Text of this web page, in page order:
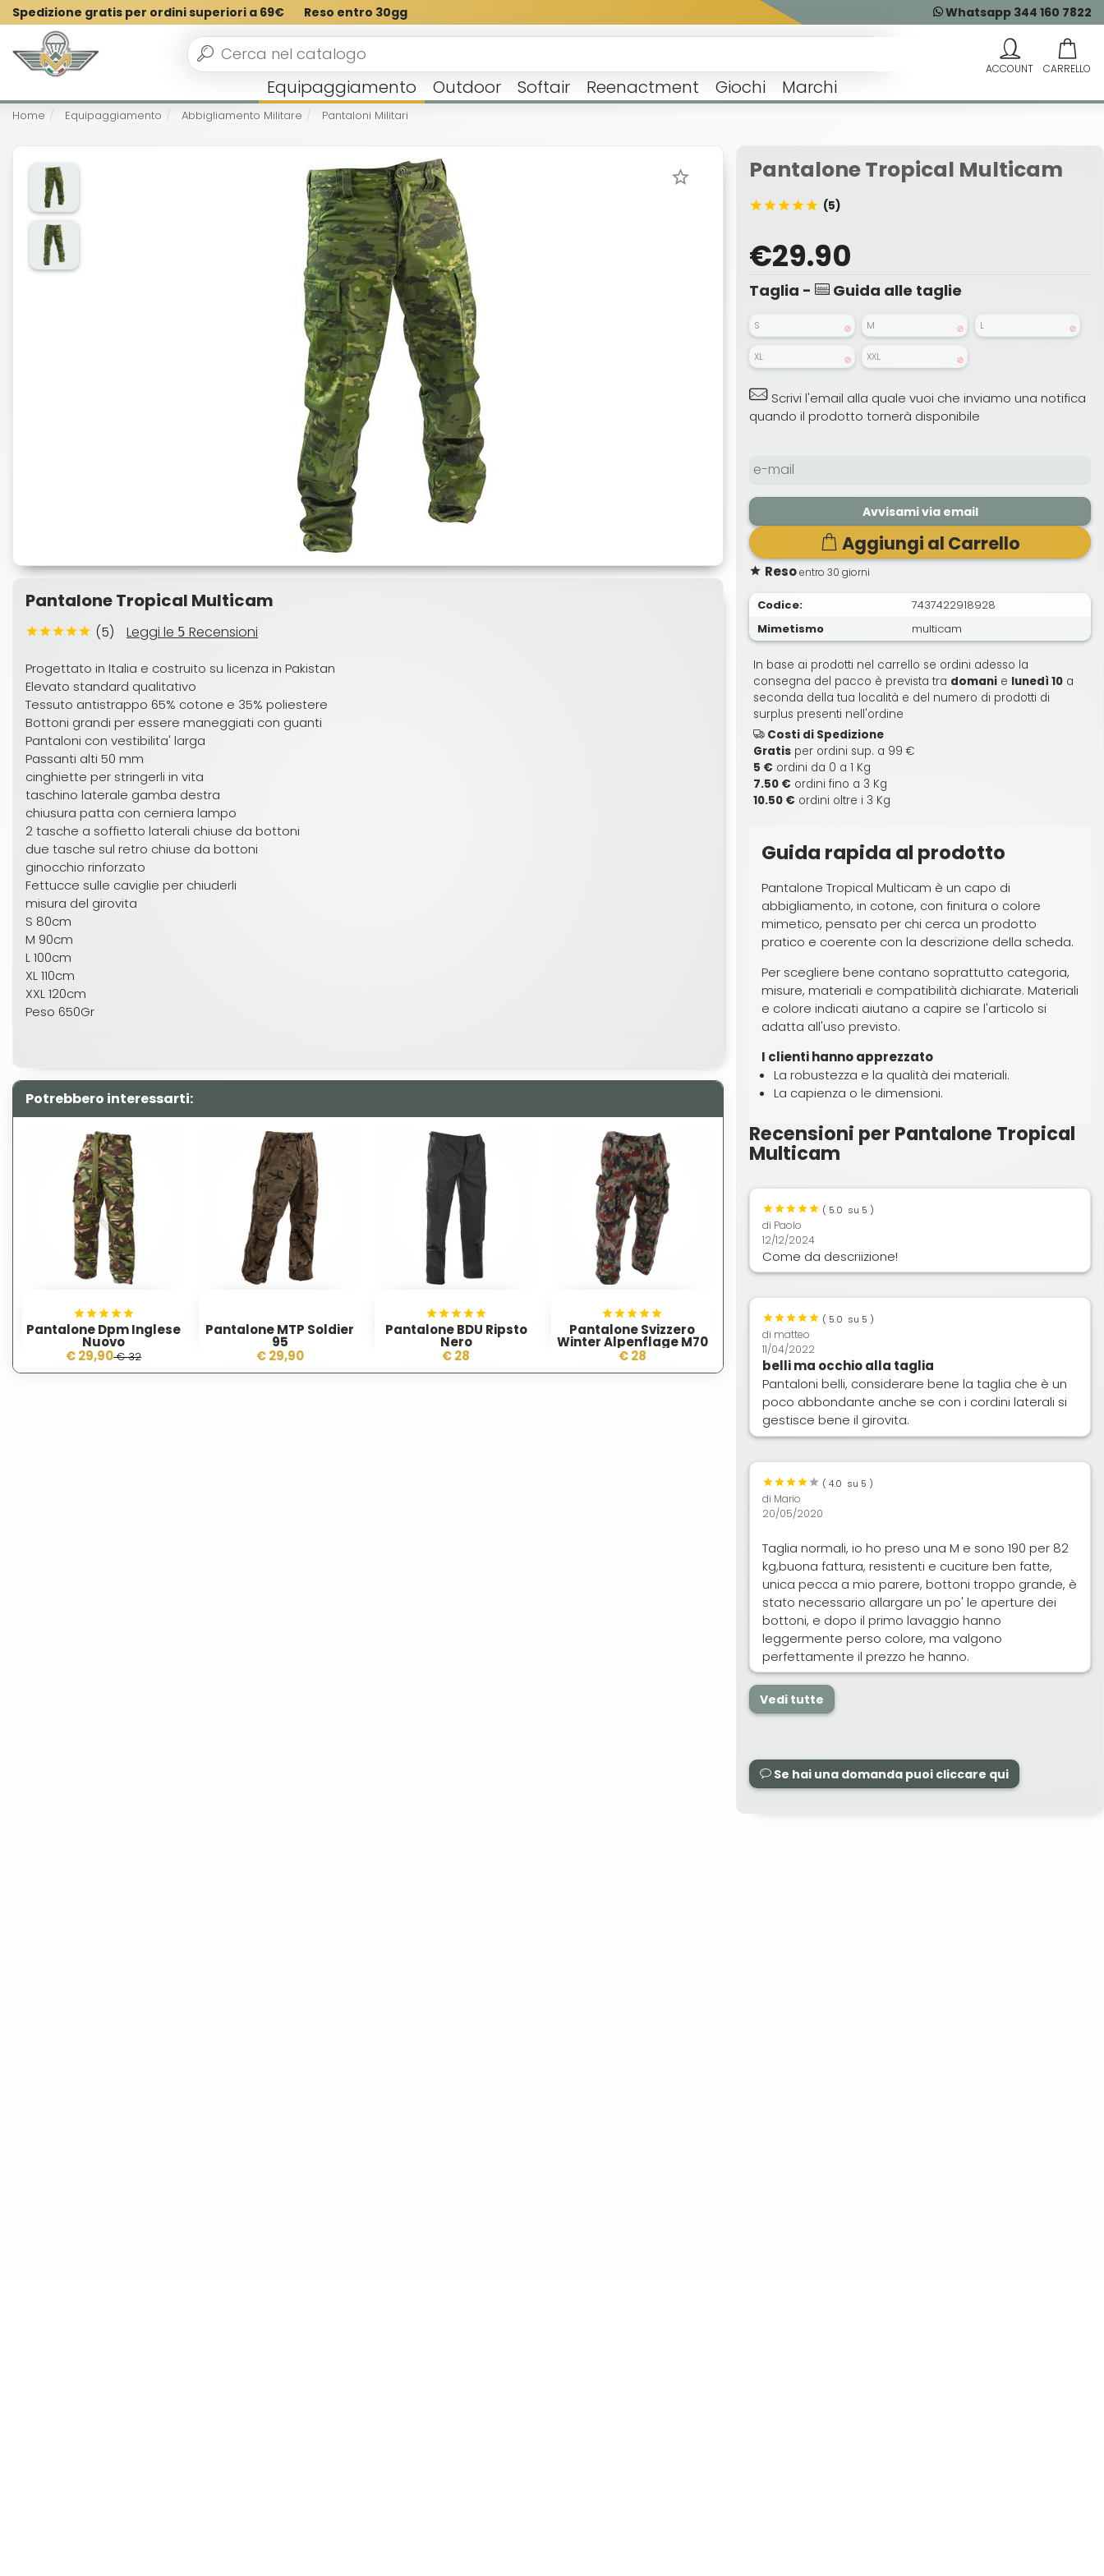
Spedizione gratis per ordini superiori a 69€ Reso entro 30gg Whatsapp 344 160 7822
Equipaggiamento Outdoor Softair Reenactment Giochi Marchi
Home Equipaggiamento Abbigliamento Militare Pantaloni Militari
Pantalone Tropical Multicam
(5) Leggi le 5 Recensioni
Progettato in Italia e costruito su licenza in Pakistan
Elevato standard qualitativo
Tessuto antistrappo 65% cotone e 35% poliestere
Bottoni grandi per essere maneggiati con guanti
Pantaloni con vestibilita' larga
Passanti alti 50 mm
cinghiette per stringerli in vita
taschino laterale gamba destra
chiusura patta con cerniera lampo
2 tasche a soffietto laterali chiuse da bottoni
due tasche sul retro chiuse da bottoni
ginocchio rinforzato
Fettucce sulle caviglie per chiuderli
misura del girovita
S 80cm
M 90cm
L 100cm
XL 110cm
XXL 120cm
Peso 650Gr
Potrebbero interessarti:
Pantalone Dpm Inglese
Nuovo
€ 29,90€ 32
Pantalone MTP Soldier
95
€ 29,90
Pantalone BDU Ripsto
Nero
€ 28
Pantalone Svizzero
Winter Alpenflage M70
€ 28
Pantalone Tropical Multicam
(5)
€29.90
Taglia - Guida alle taglie
S M L
XL XXL
Scrivi l'email alla quale vuoi che inviamo una notifica
quando il prodotto tornerà disponibile
Avvisami via email
Aggiungi al Carrello
Resoentro 30 giorni
Codice:
7437422918928
Mimetismo
multicam
In base ai prodotti nel carrello se ordini adesso la
consegna del pacco è prevista tra domani e lunedì 10 a
seconda della tua località e del numero di prodotti di
surplus presenti nell'ordine
Costi di Spedizione
Gratis per ordini sup. a 99 €
5 € ordini da 0 a 1 Kg
7.50 € ordini fino a 3 Kg
10.50 € ordini oltre i 3 Kg
Guida rapida al prodotto
Pantalone Tropical Multicam è un capo di
abbigliamento, in cotone, con finitura o colore
mimetico, pensato per chi cerca un prodotto
pratico e coerente con la descrizione della scheda.
Per scegliere bene contano soprattutto categoria,
misure, materiali e compatibilità dichiarate. Materiali
e colore indicati aiutano a capire se l'articolo si
adatta all'uso previsto.
I clienti hanno apprezzato
La robustezza e la qualità dei materiali.
La capienza o le dimensioni.
Recensioni per Pantalone Tropical
Multicam
( 5.0 su 5 )
di Paolo
12/12/2024
Come da descriizione!
( 5.0 su 5 )
di matteo
11/04/2022
belli ma occhio alla taglia
Pantaloni belli, considerare bene la taglia che è un
poco abbondante anche se con i cordini laterali si
gestisce bene il girovita.
( 4.0 su 5 )
di Mario
20/05/2020
Taglia normali, io ho preso una M e sono 190 per 82
kg,buona fattura, resistenti e cuciture ben fatte,
unica pecca a mio parere, bottoni troppo grande, è
stato necessario allargare un po' le aperture dei
bottoni, e dopo il primo lavaggio hanno
leggermente perso colore, ma valgono
perfettamente il prezzo he hanno.
Vedi tutte
Se hai una domanda puoi cliccare qui